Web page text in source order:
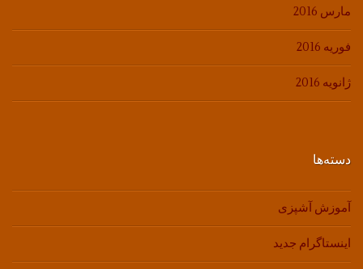
مارس 2016
فوریه 2016
ژانویه 2016
دسته‌ها
آموزش آشپزی
اینستاگرام جدید